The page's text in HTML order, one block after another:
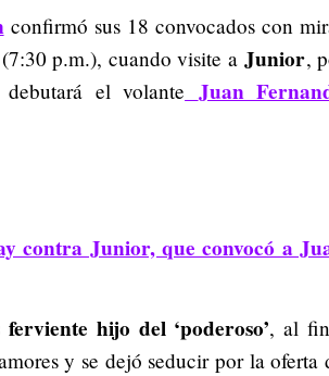
confirmó sus 18 convocados con
p.m.), cuando visite aJunior,
el volante Juan
contra Junior, que convocó a
hijo del ‘poderoso’, al
y se dejó seducir por la oferta